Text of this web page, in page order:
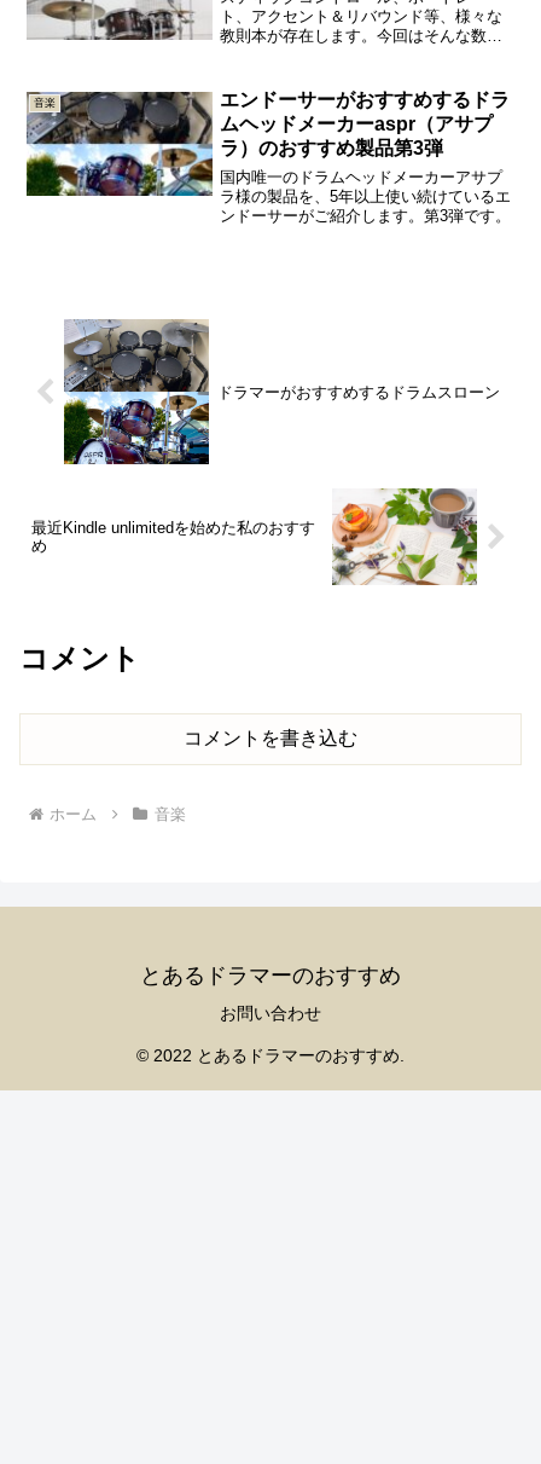
ト、アクセント＆リバウンド等、様々な
教則本が存在します。今回はそんな数あ
音楽
エンドーサーがおすすめするドラ
ムヘッドメーカーaspr（アサプ
ラ）のおすすめ製品第3弾
国内唯一のドラムヘッドメーカーアサプ
ラ様の製品を、5年以上使い続けているエ
ンドーサーがご紹介します。第3弾です。
ドラマーがおすすめするドラムスローン
最近Kindle unlimitedを始めた私のおすす
め
コメント
コメントを書き込む
ホーム 音楽
とあるドラマーのおすすめ
お問い合わせ
© 2022 とあるドラマーのおすすめ.